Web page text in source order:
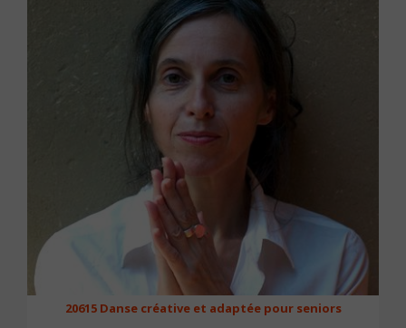
20615 Danse créative et adaptée pour seniors